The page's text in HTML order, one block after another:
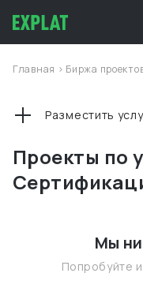
Главная > Биржа
Проекты по
Разместить
Мы
Попробуйте